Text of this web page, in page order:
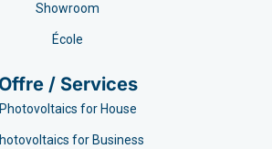
Showroom
École
Offre / Services
Photovoltaics for House
for Business